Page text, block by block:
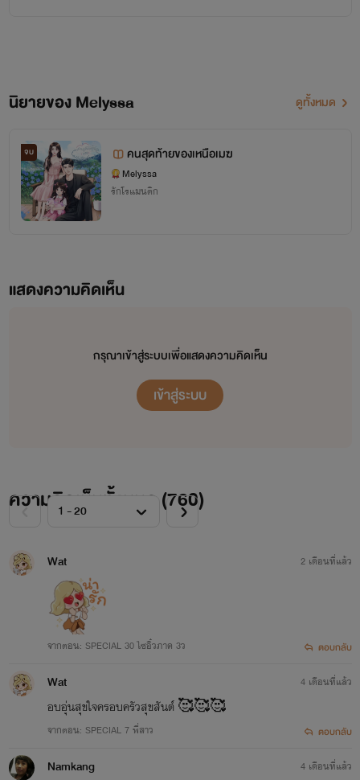
แทน & พาย >>>
รักร้าย มาเฟียลูกติด
เดย์ & ยูมิ >>>รักร้าย บอดี้การ์ดมาเฟีย
เอริณ & ภู >>>รักร้าย ลูกสาวมาเฟีย 《เอริน...รักฝังใจ》
อธิ & ไนท์ >>>รักร้าย ลูกชายมาเฟีย 《อธิ...แกล้งรัก》
ฟ้าใส & ธันน์ >>>You're my other half. คุณหมอจอมโหดของฉัน
นีรา & เรน >>>
You're my sweetie. สุดที่รักของฉันคนเดียว
ปุณณ์ & นาว >>>
ปัณณ์ & อีฟ>>>
ภีม & ยี่หวา >>>
ธารา & คะนิ้ง >>>
ศิรา& จอม >>>ขย้ำรัก คุณหนูจำแลง
ฉลาม & กันตา
นิยายของ Melyssa ดูทั้งหมด
จบ คนสุดท้ายของเหนือเมฆ
Melyssa
รักโรแมนติก
แสดงความคิดเห็น
กรุณาเข้าสู่ระบบเพื่อแสดงความคิดเห็น
เข้าสู่ระบบ
ความคิดเห็นทั้งหมด (760)
Wat
จากตอน: SPECIAL 30 ไซอิ๋วภาค 3ว
2 เดือนที่แล้ว
ตอบกลับ
Wat
อบอุ่นสุขใจครอบครัวสุขสันต์ 🥰🥰🥰
จากตอน: SPECIAL 7 พี่สาว
4 เดือนที่แล้ว
ตอบกลับ
Namkang 4 เดือนที่แล้ว